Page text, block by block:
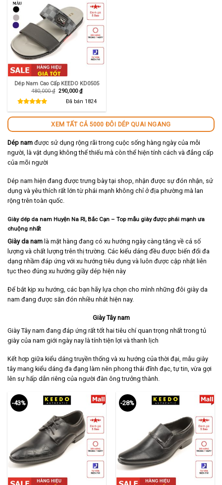
Dép Nam Cao Cấp KEEDO KD0505
480,000₫ Giá
480,000 ₫.
290,000₫Giá
hiện
tại
là:
Đã bán 1824
XEM TẤT CẢ 5000 ĐÔI DÉP QUAI NGANG
Dép nam được sử dụng rộng rãi trong cuộc sống hàng ngày của mỗi
người, là vật dụng không thể thiếu mà còn thể hiện tính cách và đẳng cấp
của mõi người
Dép nam hiện đang được trưng bày tại shop, nhận được sự đón nhận, sử
dụng và yêu thích rất lớn từ phái mạnh không chỉ ở địa phường mà lan
rộng trên toàn quốc.
Giày dép da nam Huyện Na Rì,Bắc Cạn – Top mẫu giày được phái mạnh ưa
chuộng nhất
Giày da nam là mặt hàng đang có xu hướng ngày càng tăng về cả số
lượng và chất lượng trên thị trường. Các kiểu dáng đều được biến đổi đa
dạng nhầm đáp ứng với xu hướng tiêu dụng và luôn được cập nhật liên
tục theo đúng xu hướng giầy dép hiện này
Để bắt kịp xu hướng, các bạn hãy lựa chọn cho mình những đôi giày da
nam đang được săn đón nhiều nhát hiện nay.
Giày Tây nam
Giày Tây nam đang đáp ứng rất tốt hai tiêu chí quan trọng nhất trong tủ
giày của nam giới ngày nay là tính tiện lợi và thanh lịch
Kết hơp giữa kiểu dáng truyền thống và xu hướng của thời đại, mẫu giày
tây mang kiểu dáng đa đạng làm nên phong thái đĩnh đạc, tự tin, vừa gợi
lên sự hấp dẫn riêng của người đàn ông trưởng thành.
-43% -28%